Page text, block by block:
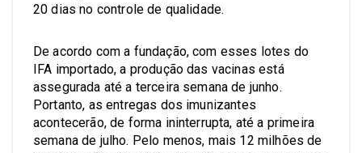
20 dias no controle de qualidade.
De acordo com a fundação, com esses lotes do
IFA importado, a produção das vacinas está
assegurada até a terceira semana de junho.
Portanto, as entregas dos imunizantes
acontecerão, de forma ininterrupta, até a primeira
semana de julho. Pelo menos, mais 12 milhões de